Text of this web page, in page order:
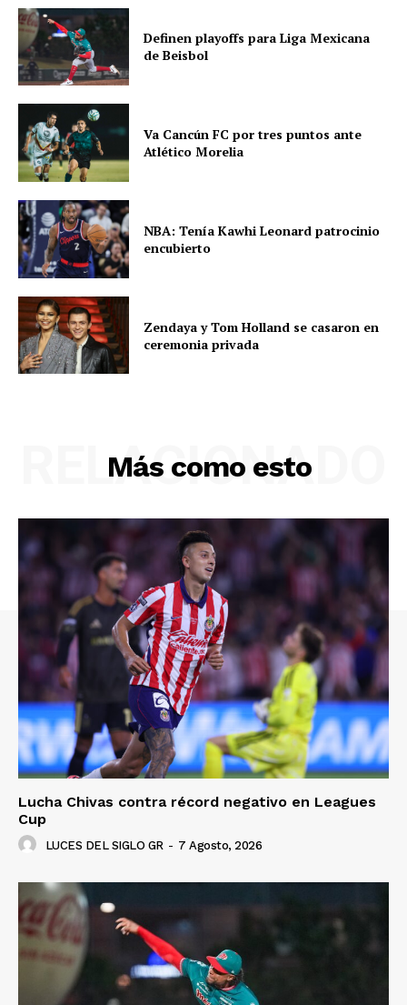
Definen playoffs para Liga Mexicana
de Beisbol
Va Cancún FC por tres puntos ante
Atlético Morelia
NBA: Tenía Kawhi Leonard patrocinio
encubierto
Zendaya y Tom Holland se casaron en
ceremonia privada
Más como esto
RELACIONADO
Lucha Chivas contra récord negativo en Leagues
Cup
LUCES DEL SIGLO GR - 7 Agosto, 2026